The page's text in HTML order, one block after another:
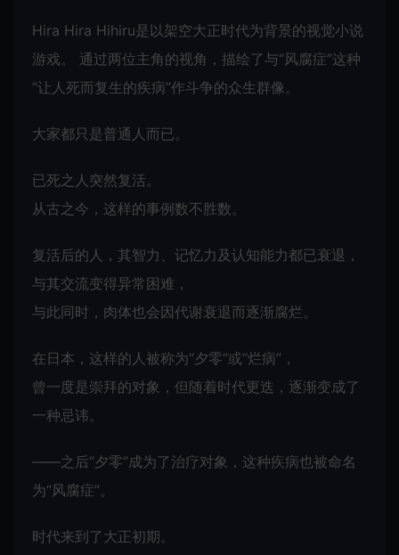
Hira Hira Hihiru是以架空大正时代为背景的视觉小说
游戏。 通过两位主角的视角，描绘了与“风腐症”这种
“让人死而复生的疾病”作斗争的众生群像。
大家都只是普通人而已。
已死之人突然复活。
从古之今，这样的事例数不胜数。
复活后的人，其智力、记忆力及认知能力都已衰退，
与其交流变得异常困难，
与此同时，肉体也会因代谢衰退而逐渐腐烂。
在日本，这样的人被称为“夕零”或“烂病”，
曾一度是崇拜的对象，但随着时代更迭，逐渐变成了
一种忌讳。
――之后“夕零”成为了治疗对象，这种疾病也被命名
为“风腐症”。
时代来到了大正初期。